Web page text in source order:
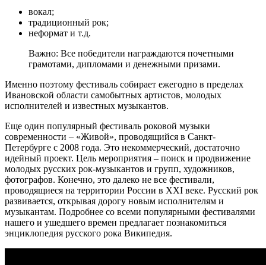
вокал;
традиционный рок;
неформат и т.д.
Важно: Все победители награждаются почетными
грамотами, дипломами и денежными призами.
Именно поэтому фестиваль собирает ежегодно в пределах
Ивановской области самобытных артистов, молодых
исполнителей и известных музыкантов.
Еще один популярный фестиваль роковой музыки
современности – «Живой», проводящийся в Санкт-
Петербурге с 2008 года. Это некоммерческий, достаточно
идейный проект. Цель мероприятия – поиск и продвижение
молодых русских рок-музыкантов и групп, художников,
фотографов. Конечно, это далеко не все фестивали,
проводящиеся на территории России в XXI веке. Русский рок
развивается, открывая дорогу новым исполнителям и
музыкантам. Подробнее со всеми популярными фестивалями
нашего и ушедшего времен предлагает познакомиться
энциклопедия русского рока Википедия.